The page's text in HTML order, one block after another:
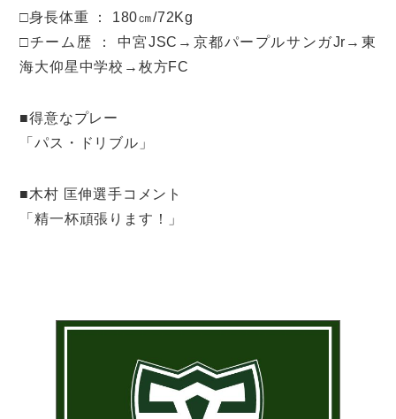
□身長体重 ： 180㎝/72Kg
□チーム歴 ： 中宮JSC→京都パープルサンガJr→東
海大仰星中学校→枚方FC
■得意なプレー
「パス・ドリブル」
■木村 匡伸選手コメント
「精一杯頑張ります！」